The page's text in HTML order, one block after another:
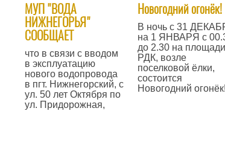
МУП "ВОДА
НИЖНЕГОРЬЯ"
СООБЩАЕТ
что в связи с вводом
в эксплуатацию
нового водопровода
в пгт. Нижнегорский, с
ул. 50 лет Октября по
ул. Придорожная,
Новогодний огонёк!
​В ночь с 31
на 1 ЯНВАРЯ с
до 2.30 на
РДК, возле
поселковой ёлки,
состоится
Новогодний огонёк!